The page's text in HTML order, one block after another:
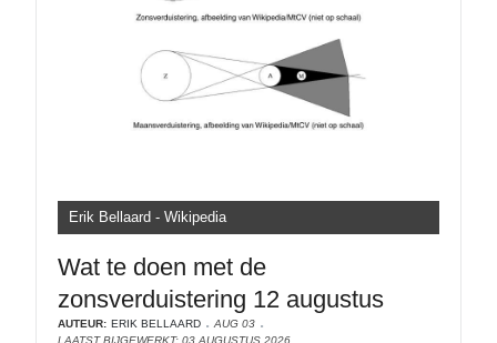
Erik Bellaard - Wikipedia
Wat te doen met de
zonsverduistering 12 augustus
AUTEUR: ERIK BELLAARD
AUG 03
LAATST BIJGEWERKT: 03 AUGUSTUS 2026